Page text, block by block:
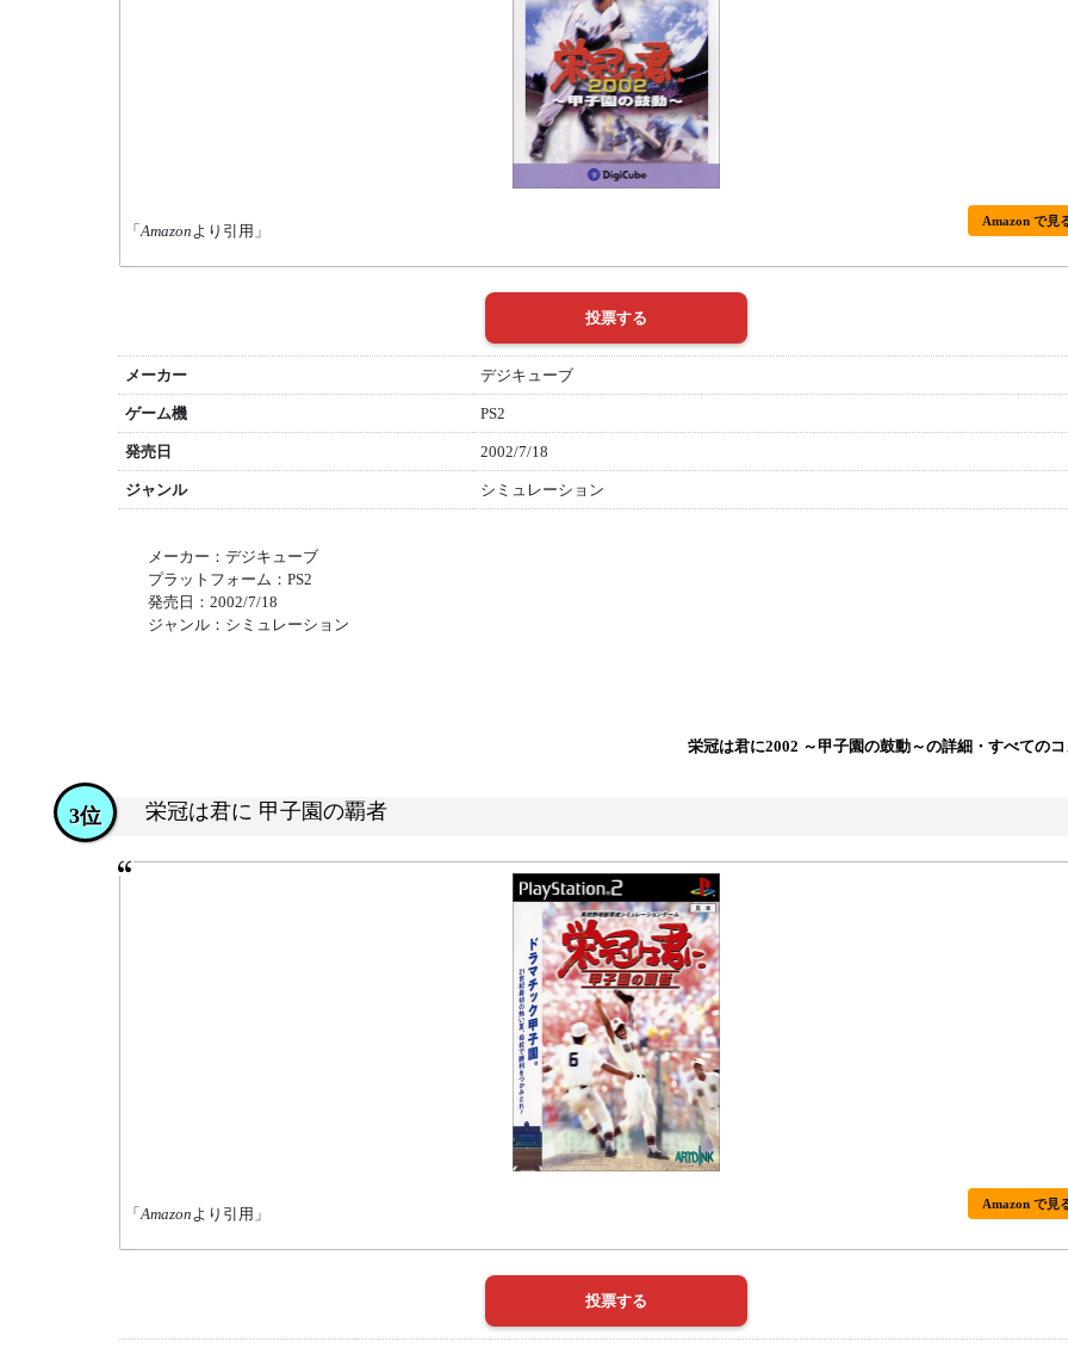
「Amazonより引用」
Amazon で見
メーカー デジキューブ
ゲーム機 PS2
発売日 2002/7/18
ジャンル シミュレーション
メーカー：デジキューブ
プラットフォーム：PS2
発売日：2002/7/18
ジャンル：シミュレーション
栄冠は君に2002 ～甲子園の鼓動～の詳細・すべての
栄冠は君に 甲子園の覇者
3位
「Amazonより引用」
Amazon で見